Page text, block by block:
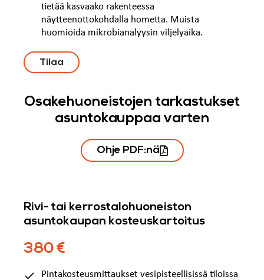
tietää kasvaako rakenteessa
näytteenottokohdalla hometta. Muista
huomioida mikrobianalyysin viljelyaika.
Tilaa
Osakehuoneistojen tarkastukset
asuntokauppaa varten
Ohje PDF:nä
Rivi- tai kerrostalohuoneiston
asuntokaupan kosteuskartoitus
380 €
Pintakosteusmittaukset vesipisteellisissä tiloissa